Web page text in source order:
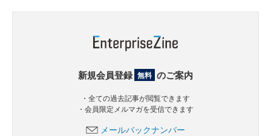
新規会員登録 無料 のご案内
・全ての過去記事が閲覧できます
・会員限定メルマガを受信できます
メールバックナンバー